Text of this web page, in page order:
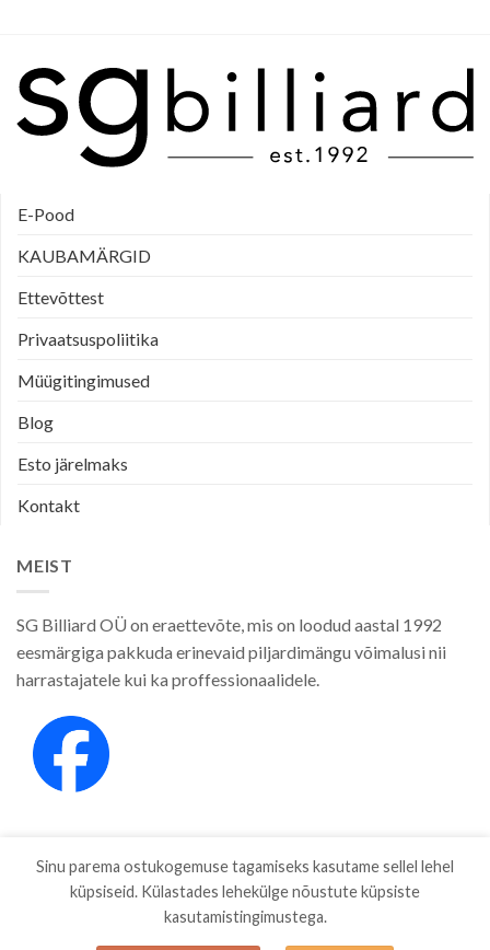
E-Pood
KAUBAMÄRGID
Ettevõttest
Privaatsuspoliitika
Müügitingimused
Blog
Esto järelmaks
Kontakt
MEIST
SG Billiard OÜ on eraettevõte, mis on loodud aastal 1992
eesmärgiga pakkuda erinevaid piljardimängu võimalusi nii
harrastajatele kui ka proffessionaalidele.
KAUBAMÄRGID ETTEVÕTTEST
PRIVAATSUSPOLIITIKA
Sinu parema ostukogemuse tagamiseks kasutame sellel lehel
küpsiseid. Külastades lehekülge nõustute küpsiste
kasutamistingimustega.